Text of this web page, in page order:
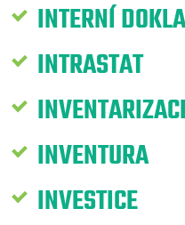
INTERNÍ
INTRASTAT
INVENTURA
INVESTICE